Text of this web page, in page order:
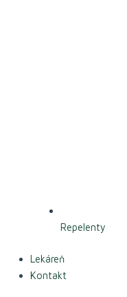
Repelenty
Lekáreň
Kontakt